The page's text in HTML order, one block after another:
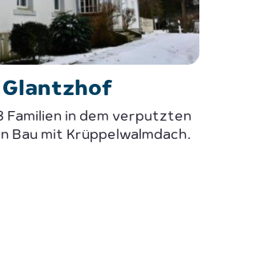
Glantzhof
Familien in dem verputzten
Bau mit Krüppelwalmdach.